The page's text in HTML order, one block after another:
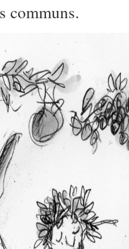
communs.